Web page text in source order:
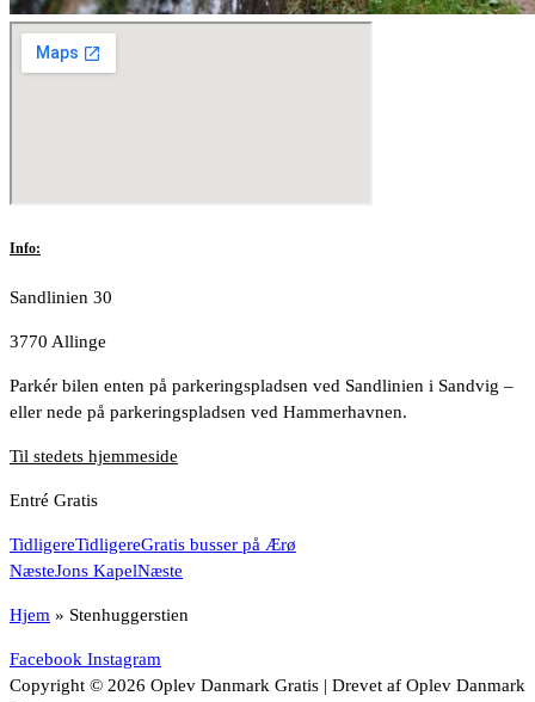
Info:
Sandlinien 30
3770 Allinge
Parkér bilen enten på parkeringspladsen ved Sandlinien i Sandvig –
eller nede på parkeringspladsen ved Hammerhavnen.
Til stedets hjemmeside
Entré Gratis
TidligereTidligereGratis busser på Ærø
NæsteJons KapelNæste
Hjem » Stenhuggerstien
Facebook Instagram
Copyright © 2026 Oplev Danmark Gratis | Drevet af Oplev Danmark